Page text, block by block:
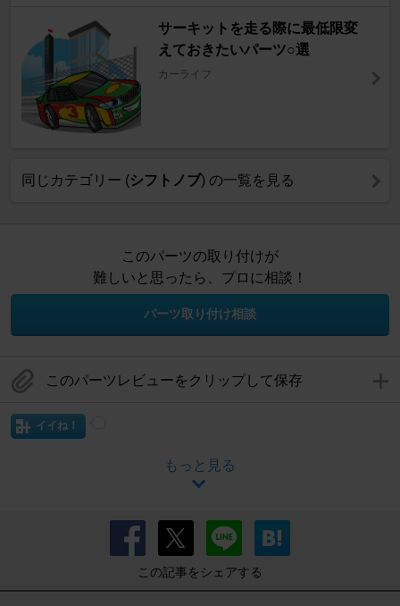
サーキットを走る際に最低限変
えておきたいパーツ○選
カーライフ
同じカテゴリー (シフトノブ) の一覧を見る
このパーツの取り付けが
難しいと思ったら、プロに相談！
パーツ取り付け相談
このパーツレビューをクリップして保存
イイね！
もっと見る
この記事をシェアする